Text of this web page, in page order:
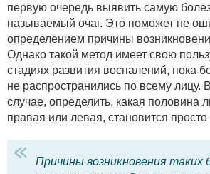
первую очередь выявить самую
называемый очаг. Это поможет не
определением причины
Однако такой метод имеет свою
стадиях развития воспалений, пока
не распространились по всему лицу.
случае, определить, какая половина
правая или левая, становится
Причины возникновения таких